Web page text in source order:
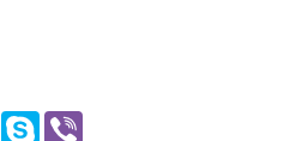
Message
Skype